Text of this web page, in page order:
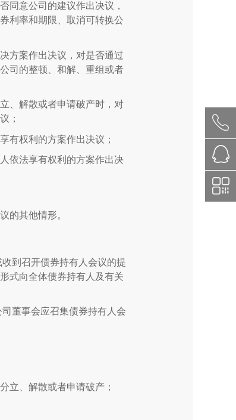
同意公司的建议作出决议，
利率和期限、取消可转换公
方案作出决议，对是否通过
司的整顿、和解、重组或者
、解散或者申请破产时，对
；
有权利的方案作出决议；
依法享有权利的方案作出决
的其他情形。
到召开债券持有人会议的提
式向全体债券持有人及有关
董事会应召集债券持有人会
立、解散或者申请破产；